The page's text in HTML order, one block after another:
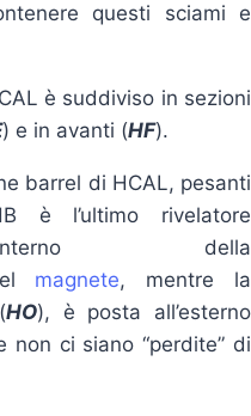
questi sciami e
è suddiviso in sezioni
) e in avanti (HF).
barrel di HCAL, pesanti
è l’ultimo rivelatore
della
magnete, mentre la
HO), è posta all’esterno
non ci siano “perdite” di